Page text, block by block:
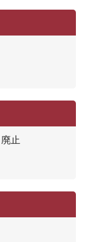
止